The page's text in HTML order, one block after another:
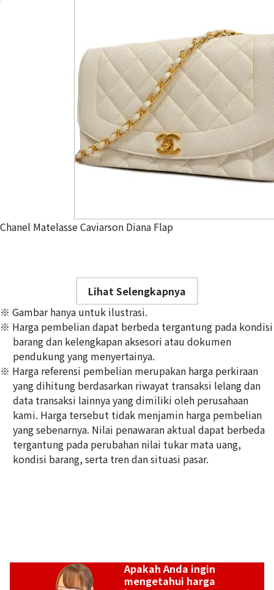
Chanel Matelasse Caviarson Diana Flap
Referensi Harga Buyback
77.121.242
Lihat Selengkapnya
※ Gambar hanya untuk ilustrasi.
※ Harga pembelian dapat berbeda tergantung pada kondisi
barang dan kelengkapan aksesori atau dokumen
pendukung yang menyertainya.
※ Harga referensi pembelian merupakan harga perkiraan
yang dihitung berdasarkan riwayat transaksi lelang dan
data transaksi lainnya yang dimiliki oleh perusahaan
kami. Harga tersebut tidak menjamin harga pembelian
yang sebenarnya. Nilai penawaran aktual dapat berbeda
tergantung pada perubahan nilai tukar mata uang,
kondisi barang, serta tren dan situasi pasar.
Apakah Anda ingin
mengetahui harga